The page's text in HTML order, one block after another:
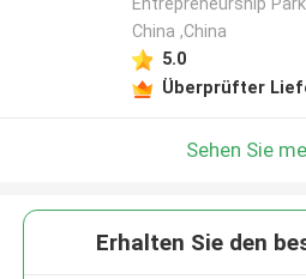
China ,China
5.0
Überprüfter
Sehen Sie
Erhalten Sie den